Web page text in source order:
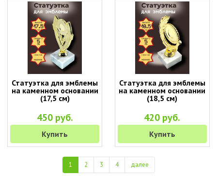
Статуэтка для эмблемы
на каменном основании
(17,5 см)
450 руб.
Купить
Статуэтка для эмблемы
на каменном основании
(18,5 см)
420 руб.
Купить
1 2 3 4 далее